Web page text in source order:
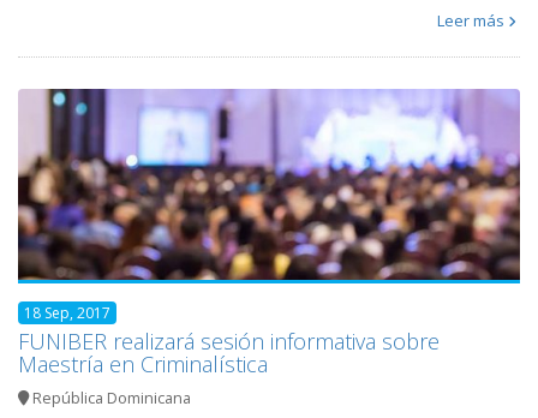
Leer más
18 Sep, 2017
FUNIBER realizará sesión informativa sobre
Maestría en Criminalística
República Dominicana